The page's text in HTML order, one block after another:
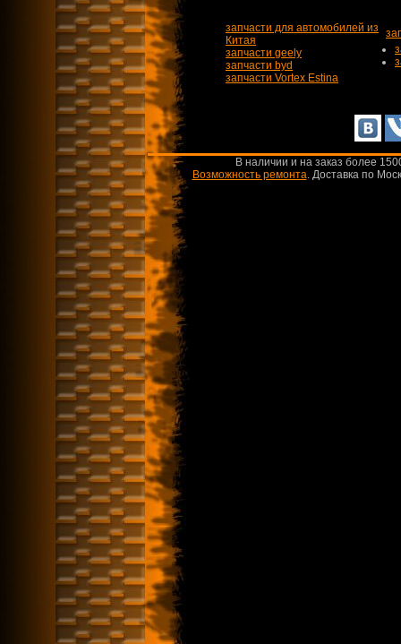
запчасти для автомобилей из
Китая
запчасти geely
запчасти byd
запчасти Vortex Estina
В наличии и на заказ более
Возможность ремонта.Доставка по